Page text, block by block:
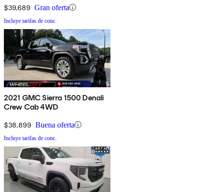
$39,689 Gran oferta
Incluye tarifas de conc.
2021 GMC Sierra 1500 Denali
Crew Cab 4WD
$38,899 Buena oferta
Incluye tarifas de conc.